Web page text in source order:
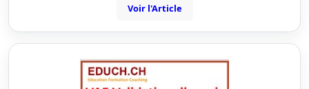
Voir l'Article